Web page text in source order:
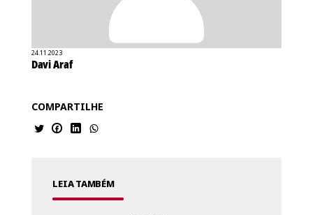
24.11.2023
Davi Araf
COMPARTILHE
LEIA TAMBÉM